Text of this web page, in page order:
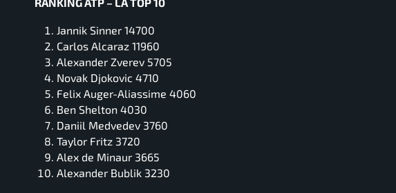
Jannik Sinner 14700
Carlos Alcaraz 11960
Alexander Zverev 5705
Novak Djokovic 4710
Felix Auger-Aliassime 4060
Ben Shelton 4030
Daniil Medvedev 3760
Taylor Fritz 3720
Alex de Minaur 3665
Alexander Bublik 3230